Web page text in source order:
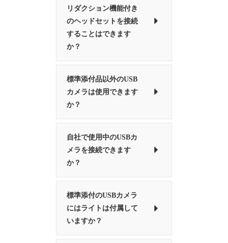
リダクション機能付き
のヘッドセットを接続
することはできます
か？
標準添付品以外のUSB
カメラは使用できます
か？
自社で使用中のUSBカ
メラを接続できます
か？
標準添付のUSBカメラ
にはライトは付属して
いますか？